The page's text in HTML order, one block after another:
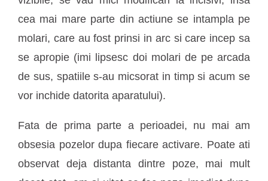
cea mai mare parte din actiune se intampla pe
molari, care au fost prinsi in arc si care incep sa
se apropie (imi lipsesc doi molari de pe arcada
de sus, spatiile s-au micsorat in timp si acum se
vor inchide datorita aparatului).
Fata de prima parte a perioadei, nu mai am
obsesia pozelor dupa fiecare activare. Poate ati
observat deja distanta dintre poze, mai mult